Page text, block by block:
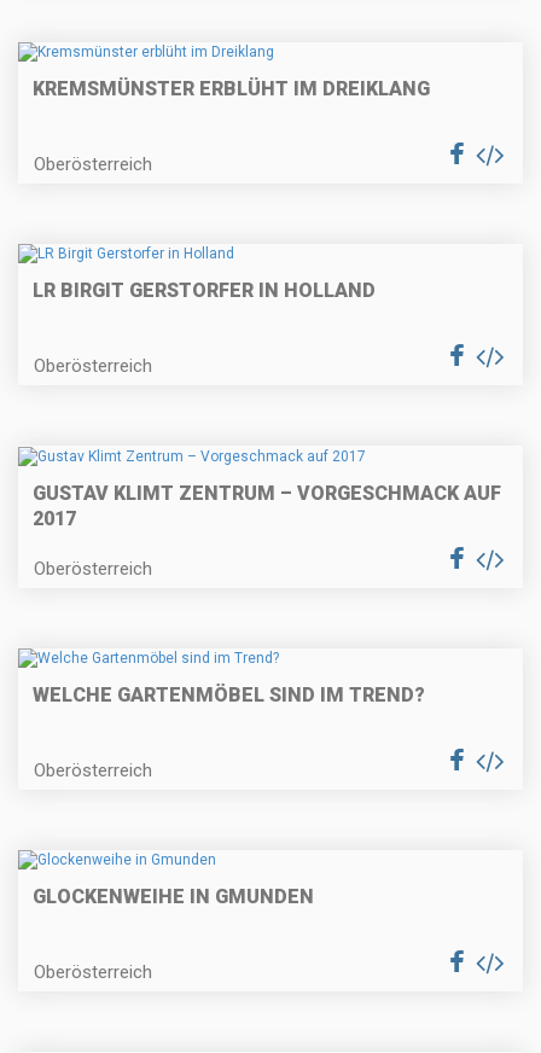
KREMSMÜNSTER ERBLÜHT IM DREIKLANG
Oberösterreich
LR BIRGIT GERSTORFER IN HOLLAND
Oberösterreich
GUSTAV KLIMT ZENTRUM – VORGESCHMACK AUF
2017
Oberösterreich
WELCHE GARTENMÖBEL SIND IM TREND?
Oberösterreich
GLOCKENWEIHE IN GMUNDEN
Oberösterreich